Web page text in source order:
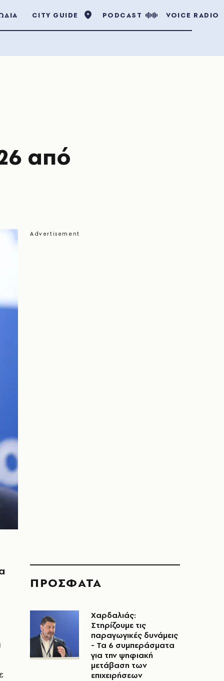
CITY GUIDE PODCAST VOICE RADIO
από
ΠΡΟΣΦΑΤΑ
Χαρδαλιάς:
Στηρίζουμε τις
παραγωγικές δυνάμεις
- Τα 6 συμπεράσματα
για την ψηφιακή
μετάβαση των
επιχειρήσεων